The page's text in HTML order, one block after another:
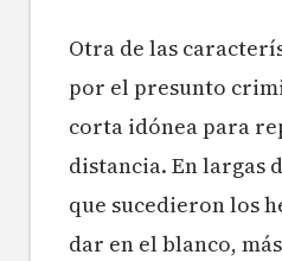
Otra de las
por el presunto
corta idónea para
distancia. En largas
que sucedieron los
dar en el blanco,